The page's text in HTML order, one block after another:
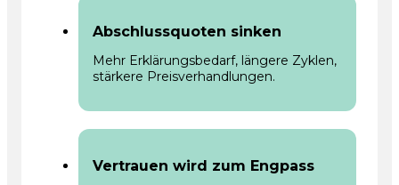
Abschlussquoten sinken
Mehr Erklärungsbedarf, längere Zyklen,
stärkere Preisverhandlungen.
Vertrauen wird zum Engpass